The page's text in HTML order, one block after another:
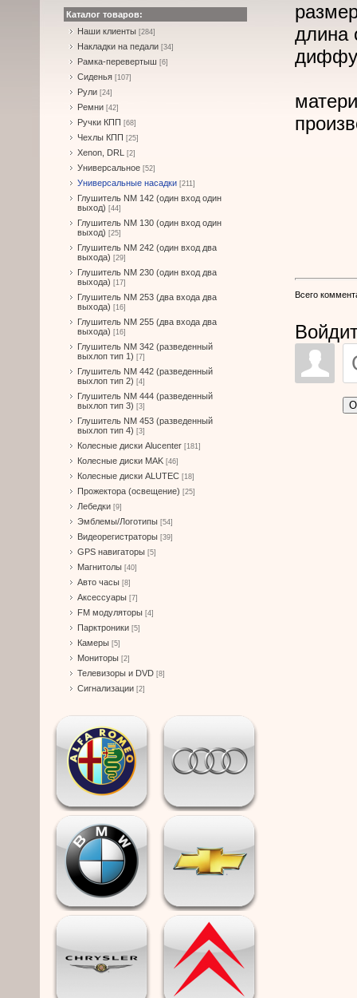
Каталог товаров:
Наши клиенты [284]
Накладки на педали [34]
Рамка-перевертыш [6]
Сиденья [107]
Рули [24]
Ремни [42]
Ручки КПП [68]
Чехлы КПП [25]
Xenon, DRL [2]
Универсальное [52]
Универсальные насадки [211]
Глушитель NM 142 (один вход один
выход) [44]
Глушитель NM 130 (один вход один
выход) [25]
Глушитель NM 242 (один вход два
выхода) [29]
Глушитель NM 230 (один вход два
выхода) [17]
Глушитель NM 253 (два входа два
выхода) [16]
Глушитель NM 255 (два входа два
выхода) [16]
Глушитель NM 342 (разведенный
выхлоп тип 1) [7]
Глушитель NM 442 (разведенный
выхлоп тип 2) [4]
Глушитель NM 444 (разведенный
выхлоп тип 3) [3]
Глушитель NM 453 (разведенный
выхлоп тип 4) [3]
Колесные диски Alucenter [181]
Колесные диски MAK [46]
Колесные диски ALUTEC [18]
Прожектора (освещение) [25]
Лебедки [9]
Эмблемы/Логотипы [54]
Видеорегистраторы [39]
GPS навигаторы [5]
Магнитолы [40]
Авто часы [8]
Аксессуары [7]
FM модуляторы [4]
Парктроники [5]
Камеры [5]
Мониторы [2]
Телевизоры и DVD [8]
Сигнализации [2]
длина
Всего